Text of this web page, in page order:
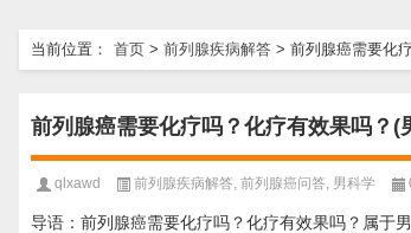
当前位置： 首页 > 前列腺疾病解答 > 前列腺癌需要化
前列腺癌需要化疗吗？化疗有效果吗？(
qlxawd 前列腺疾病解答, 前列腺癌问答, 男科学
导语：前列腺癌需要化疗吗？化疗有效果吗？属于